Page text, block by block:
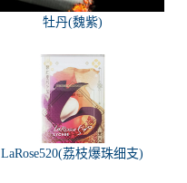
牡丹(魏紫)
LaRose520(荔枝爆珠细支)